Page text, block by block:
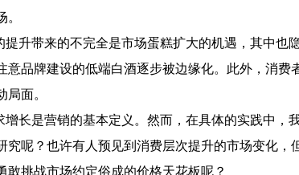
提升带来的不完全是市场蛋糕扩大的机遇，其中
意品牌建设的低端白酒逐步被边缘化。此外，消
面。
增长是营销的基本定义。然而，在具体的实践中
究呢？也许有人预见到消费层次提升的市场变化
敢挑战市场约定俗成的价格天花板呢？